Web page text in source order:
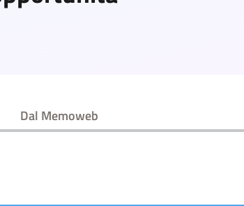
Dal Memoweb